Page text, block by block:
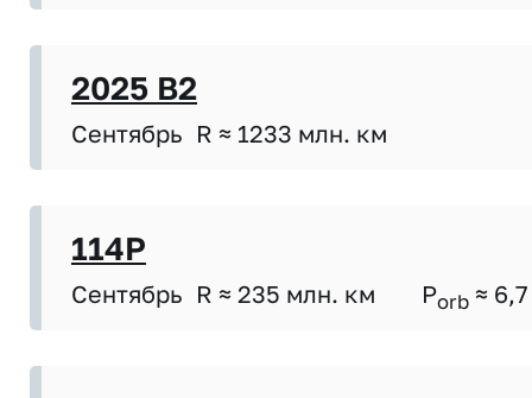
2025 B2
Сентябрь R ≈ 1233 млн. км
114P
Сентябрь R ≈ 235 млн. км Porb ≈ 6,7